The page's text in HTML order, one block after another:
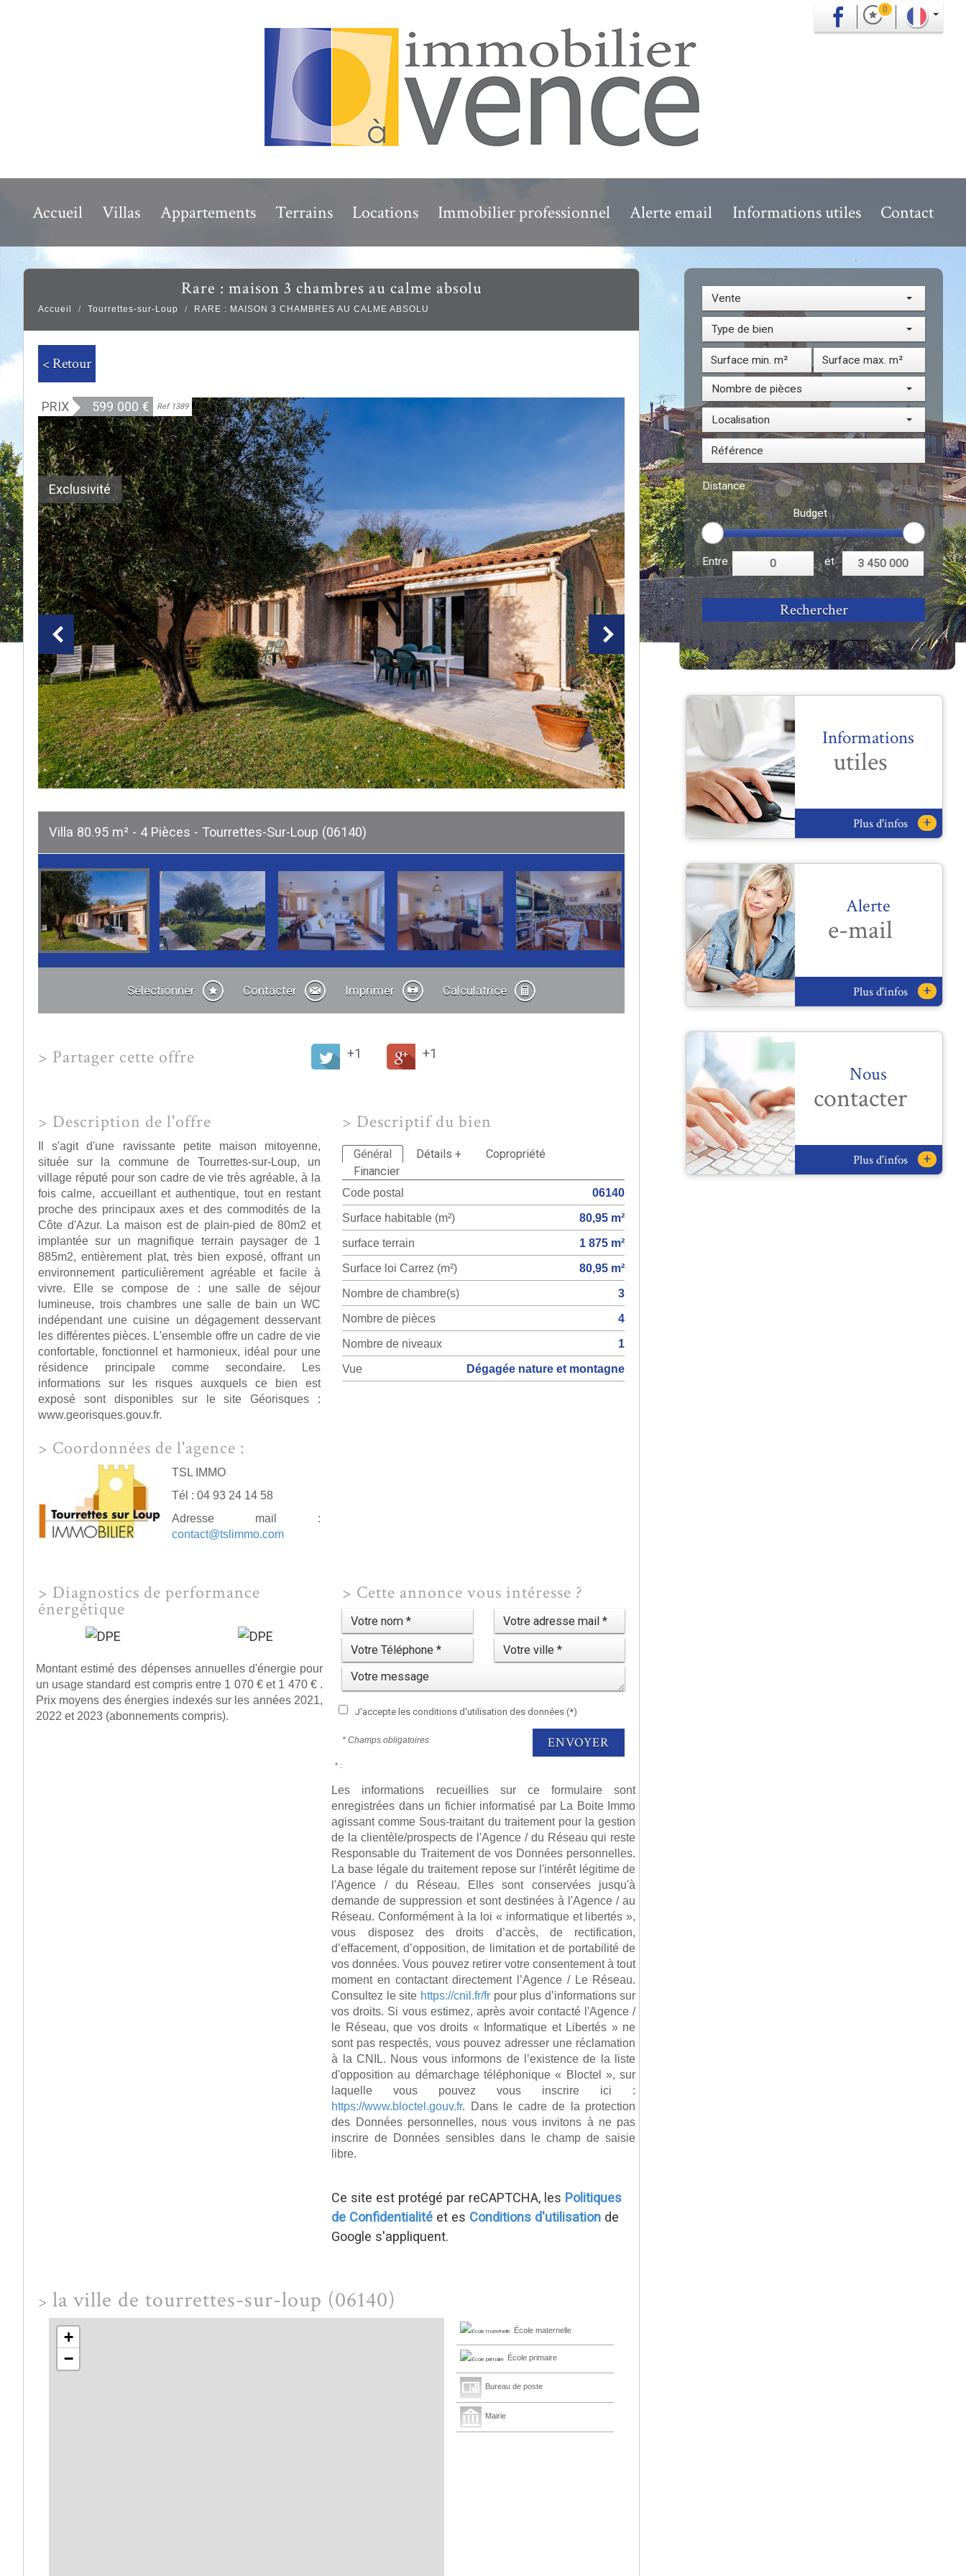
0
Accueil Villas Appartements Terrains Locations Immobilier professionnel Alerte email Informations utiles Contact
Vente
Type de bien
Nombre de pièces
Localisation
Distance 5km 10km
25km
Budget
Entre et
Rechercher
rare : maison 3 chambres au calme absolu
Accueil Tourrettes-sur-Loup RARE : MAISON 3 CHAMBRES AU CALME ABSOLU
< Retour
Villa 80.95 m² - 4 Pièces - Tourrettes-Sur-Loup (06140)
PRIX 599 000 € Ref 1389
Exclusivité
Sélectionner Contacter Imprimer Calculatrice
> Partager cette offre +1 +1
> Description de l'offre
Il s'agit d'une ravissante petite maison mitoyenne,
située sur la commune de Tourrettes-sur-Loup, un
village réputé pour son cadre de vie très agréable, à la
fois calme, accueillant et authentique, tout en restant
proche des principaux axes et des commodités de la
Côte d'Azur. La maison est de plain-pied de 80m2 et
implantée sur un magnifique terrain paysager de 1
885m2, entièrement plat, très bien exposé, offrant un
environnement particulièrement agréable et facile à
vivre. Elle se compose de : une salle de séjour
lumineuse, trois chambres une salle de bain un WC
indépendant une cuisine un dégagement desservant
les différentes pièces. L'ensemble offre un cadre de vie
confortable, fonctionnel et harmonieux, idéal pour une
résidence principale comme secondaire. Les
informations sur les risques auxquels ce bien est
exposé sont disponibles sur le site Géorisques :
www.georisques.gouv.fr.
> Coordonnées de l'agence :
TSL IMMO
Tél : 04 93 24 14 58
Adresse mail :
contact@tslimmo.com
> Descriptif du bien
Général Détails +
Copropriété
Financier
Code postal
06140
Surface habitable (m²)
80,95 m²
surface terrain
1 875 m²
Surface loi Carrez (m²)
80,95 m²
Nombre de chambre(s)
3
Nombre de pièces
4
Nombre de niveaux
1
Vue
Dégagée nature et montagne
> Diagnostics de performance
énergétique
Montant estimé des dépenses annuelles d'énergie pour
un usage standard est compris entre 1 070 € et 1 470 € .
Prix moyens des énergies indexés sur les années 2021,
2022 et 2023 (abonnements compris).
> Cette annonce vous intéresse ?
J'accepte les conditions d'utilisation des données (*)
* Champs obligatoires ENVOYER
* :
Les informations recueillies sur ce formulaire sont
enregistrées dans un fichier informatisé par La Boite Immo
agissant comme Sous-traitant du traitement pour la gestion
de la clientèle/prospects de l'Agence / du Réseau qui reste
Responsable du Traitement de vos Données personnelles.
La base légale du traitement repose sur l'intérêt légitime de
l'Agence / du Réseau. Elles sont conservées jusqu'à
demande de suppression et sont destinées à l'Agence / au
Réseau. Conformément à la loi « informatique et libertés »,
vous disposez des droits d’accès, de rectification,
d’effacement, d’opposition, de limitation et de portabilité de
vos données. Vous pouvez retirer votre consentement à tout
moment en contactant directement l’Agence / Le Réseau.
Consultez le site https://cnil.fr/frpour plus d’informations sur
vos droits. Si vous estimez, après avoir contacté l'Agence /
le Réseau, que vos droits « Informatique et Libertés » ne
sont pas respectés, vous pouvez adresser une réclamation
à la CNIL. Nous vous informons de l’existence de la liste
d'opposition au démarchage téléphonique « Bloctel », sur
laquelle vous pouvez vous inscrire ici :
https://www.bloctel.gouv.fr. Dans le cadre de la protection
des Données personnelles, nous vous invitons à ne pas
inscrire de Données sensibles dans le champ de saisie
libre.
Ce site est protégé par reCAPTCHA, les Politiques
de Confidentialité et es Conditions d'utilisation de
Google s'appliquent.
> la ville de tourrettes-sur-loup (06140)
+
−
École maternelle
École primaire
Bureau de poste
Mairie
Informations
utiles
Plus d'infos +
Alerte
e-mail
Plus d'infos +
Nous
contacter
Plus d'infos +